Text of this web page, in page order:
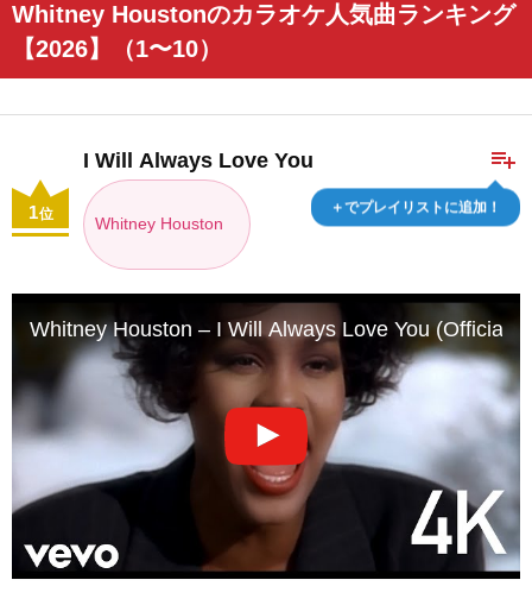
Whitney Houstonのカラオケ人気曲ランキング
【2026】（1〜10）
playlist_add
＋でプレイリストに追加！
I Will Always Love You
Whitney Houston
1位
Whitney Houston – I Will Always Love You (Official